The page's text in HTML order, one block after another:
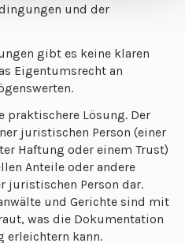
und der
gibt es keine klaren
Eigentumsrecht an
praktischere Lösung. Der
juristischen Person (einer
Haftung oder einem Trust)
Anteile oder andere
juristischen Person dar.
und Gerichte sind mit
was die Dokumentation
erleichtern kann.